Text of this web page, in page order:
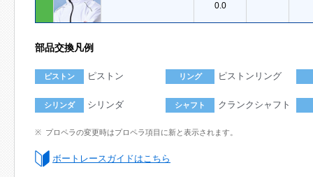
0.0
部品交換凡例
ピストン ピストン リング ピストンリング
シリンダ シリンダ シャフト クランクシャフト
プロペラの変更時はプロペラ項目に新と表示されます。
ボートレースガイドはこちら